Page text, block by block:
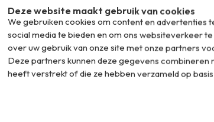
Deze website maakt gebruik van cookies
We gebruiken cookies om content en advertenties
social media te bieden en om ons websiteverkeer
over uw gebruik van onze site met onze partners
Deze partners kunnen deze gegevens combineren
heeft verstrekt of die ze hebben verzameld op
nodig om toch Google Maps te
typfouten
en maakt een fout – een typfout
kiezen om alles te deleten, maar dat gaat soms
kunt het met één druk op de knop ongedaan